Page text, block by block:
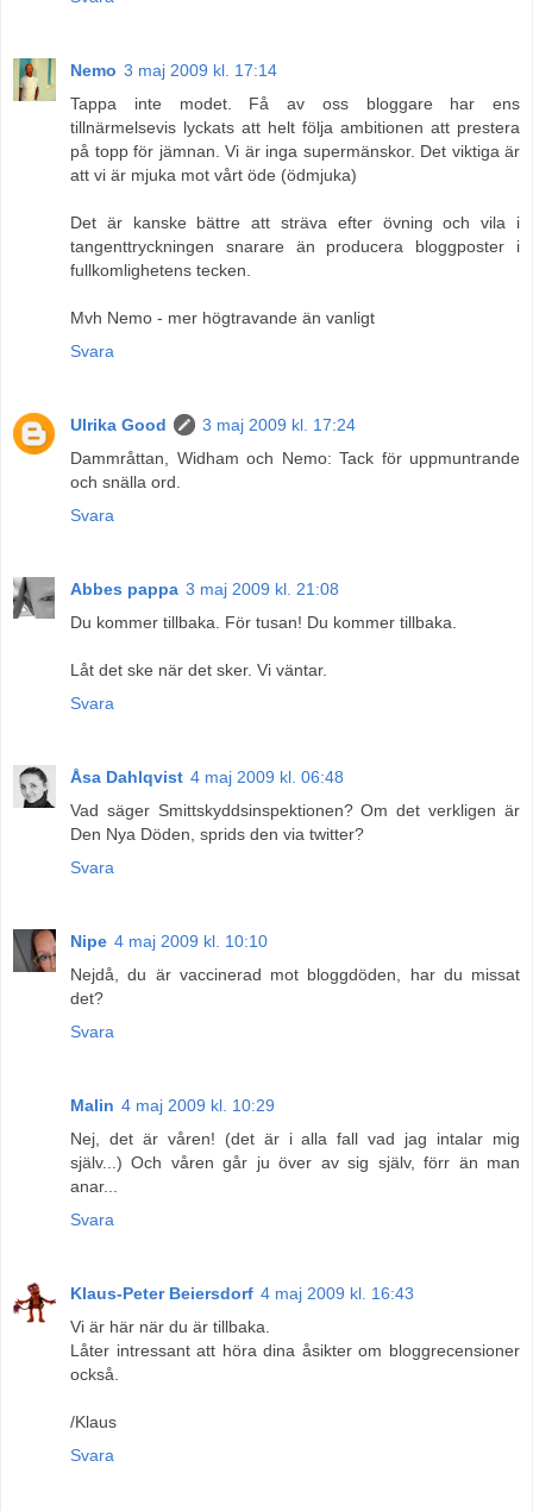
Nemo 3 maj 2009 kl. 17:14
Tappa inte modet. Få av oss bloggare har ens
tillnärmelsevis lyckats att helt följa ambitionen att prestera
på topp för jämnan. Vi är inga supermänskor. Det viktiga är
att vi är mjuka mot vårt öde (ödmjuka)
Det är kanske bättre att sträva efter övning och vila i
tangenttryckningen snarare än producera bloggposter i
fullkomlighetens tecken.
Mvh Nemo - mer högtravande än vanligt
Svara
Ulrika Good
3 maj 2009 kl. 17:24
Dammråttan, Widham och Nemo: Tack för uppmuntrande
och snälla ord.
Svara
Abbes pappa 3 maj 2009 kl. 21:08
Du kommer tillbaka. För tusan! Du kommer tillbaka.
Låt det ske när det sker. Vi väntar.
Svara
Åsa Dahlqvist 4 maj 2009 kl. 06:48
Vad säger Smittskyddsinspektionen? Om det verkligen är
Den Nya Döden, sprids den via twitter?
Svara
Nipe 4 maj 2009 kl. 10:10
Nejdå, du är vaccinerad mot bloggdöden, har du missat
det?
Svara
Malin 4 maj 2009 kl. 10:29
Nej, det är våren! (det är i alla fall vad jag intalar mig
själv...) Och våren går ju över av sig själv, förr än man
anar...
Svara
Klaus-Peter Beiersdorf 4 maj 2009 kl. 16:43
Vi är här när du är tillbaka.
Låter intressant att höra dina åsikter om bloggrecensioner
också.
/Klaus
Svara